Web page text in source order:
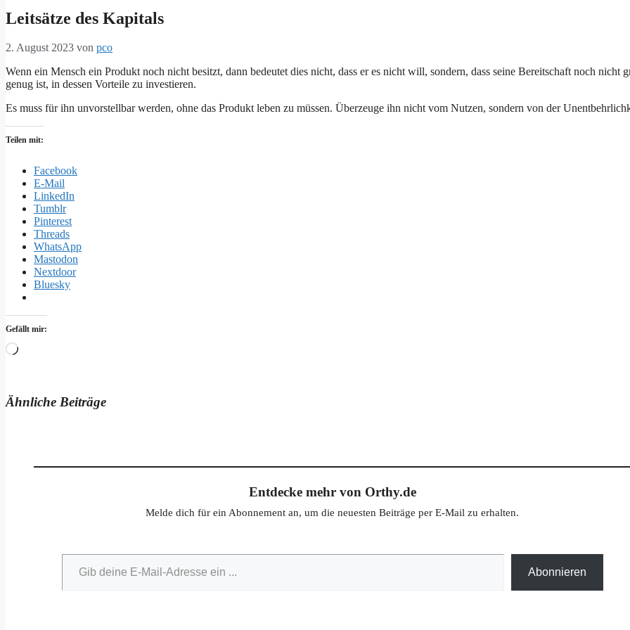
Leitsätze des Kapitals
2. August 2023 von pco
Wenn ein Mensch ein Produkt noch nicht besitzt, dann bedeutet dies nicht, dass er es nicht will, sondern, dass seine Bereitschaft noch nicht
genug ist, in dessen Vorteile zu investieren.
Es muss für ihn unvorstellbar werden, ohne das Produkt leben zu müssen. Überzeuge ihn nicht vom Nutzen, sondern von der
Teilen mit:
Facebook
E-Mail
LinkedIn
Tumblr
Pinterest
Threads
WhatsApp
Mastodon
Nextdoor
Bluesky
Gefällt mir:
Wird
Ähnliche Beiträge
Entdecke mehr von Orthy.de
Melde dich für ein Abonnement an, um die neuesten Beiträge per E-Mail zu erhalten.
Gib deine E-Mail-Adresse ein ...
Abonnieren